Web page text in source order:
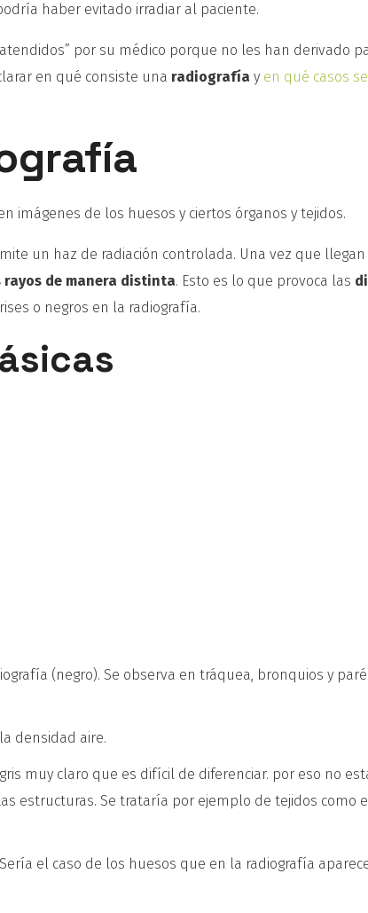
haber evitado irradiar al paciente.
por su médico porque no les han derivado
en qué consiste una radiografía y en qué casos
imágenes de los huesos y ciertos órganos y tejidos.
un haz de radiación controlada. Una vez que
de manera distinta. Esto es lo que provoca las
o negros en la radiografía.
(negro). Se observa en tráquea, bronquios y
densidad aire.
muy claro que es difícil de diferenciar. por eso no
estructuras. Se trataría por ejemplo de tejidos como
el caso de los huesos que en la radiografía